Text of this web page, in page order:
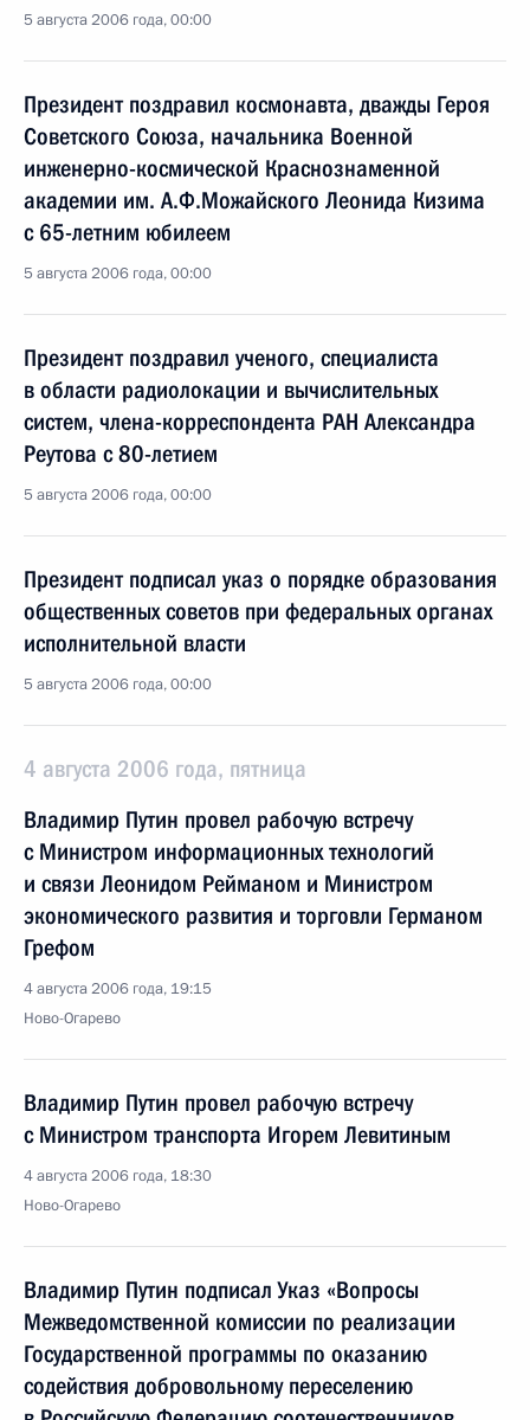
5 августа 2006 года, 00:00
Президент поздравил космонавта, дважды Героя
Советского Союза, начальника Военной
инженерно-космической Краснознаменной
академии им. А.Ф.Можайского Леонида Кизима
с 65-летним юбилеем
5 августа 2006 года, 00:00
Президент поздравил ученого, специалиста
в области радиолокации и вычислительных
систем, члена-корреспондента РАН Александра
Реутова с 80-летием
5 августа 2006 года, 00:00
Президент подписал указ о порядке образования
общественных советов при федеральных органах
исполнительной власти
5 августа 2006 года, 00:00
4 августа 2006 года, пятница
Владимир Путин провел рабочую встречу
с Министром информационных технологий
и связи Леонидом Рейманом и Министром
экономического развития и торговли Германом
Грефом
4 августа 2006 года, 19:15
Ново-Огарево
Владимир Путин провел рабочую встречу
с Министром транспорта Игорем Левитиным
4 августа 2006 года, 18:30
Ново-Огарево
Владимир Путин подписал Указ «Вопросы
Межведомственной комиссии по реализации
Государственной программы по оказанию
содействия добровольному переселению